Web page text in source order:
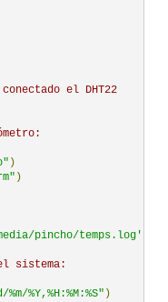
el DHT22
)
)
pincho/temps.log'
sistema:
%m/%Y,%H:%M:%S" )